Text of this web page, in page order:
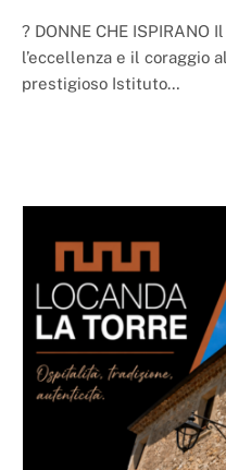
? DONNE CHE
l’eccellenza e il coraggio
prestigioso Istituto…